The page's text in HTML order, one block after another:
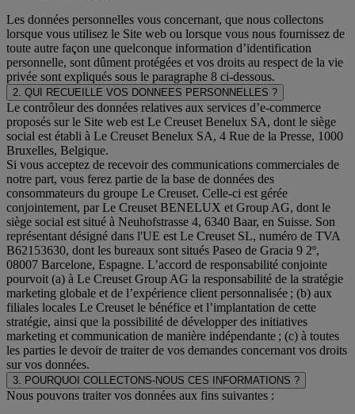
Les données personnelles vous concernant, que nous collectons
lorsque vous utilisez le Site web ou lorsque vous nous fournissez de
toute autre façon une quelconque information d’identification
personnelle, sont dûment protégées et vos droits au respect de la vie
privée sont expliqués sous le paragraphe 8 ci-dessous.
2. QUI RECUEILLE VOS DONNEES PERSONNELLES ?
Le contrôleur des données relatives aux services d’e-commerce
proposés sur le Site web est Le Creuset Benelux SA, dont le siège
social est établi à Le Creuset Benelux SA, 4 Rue de la Presse, 1000
Bruxelles, Belgique.
Si vous acceptez de recevoir des communications commerciales de
notre part, vous ferez partie de la base de données des
consommateurs du groupe Le Creuset. Celle-ci est gérée
conjointement, par Le Creuset BENELUX et Group AG, dont le
siège social est situé à Neuhofstrasse 4, 6340 Baar, en Suisse. Son
représentant désigné dans l'UE est Le Creuset SL, numéro de TVA
B62153630, dont les bureaux sont situés Paseo de Gracia 9 2º,
08007 Barcelone, Espagne. L’accord de responsabilité conjointe
pourvoit (a) à Le Creuset Group AG la responsabilité de la stratégie
marketing globale et de l’expérience client personnalisée ; (b) aux
filiales locales Le Creuset le bénéfice et l’implantation de cette
stratégie, ainsi que la possibilité de développer des initiatives
marketing et communication de manière indépendante ; (c) à toutes
les parties le devoir de traiter de vos demandes concernant vos droits
sur vos données.
3. POURQUOI COLLECTONS-NOUS CES INFORMATIONS ?
Nous pouvons traiter vos données aux fins suivantes :